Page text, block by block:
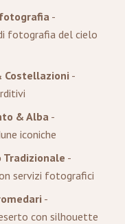
-
fotografia del cielo
Costellazioni -
& Alba-
iconiche
Tradizionale -
servizi fotografici
-
con silhouette